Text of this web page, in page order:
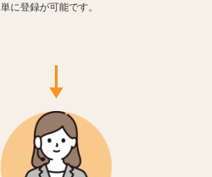
単に登録が可能です。